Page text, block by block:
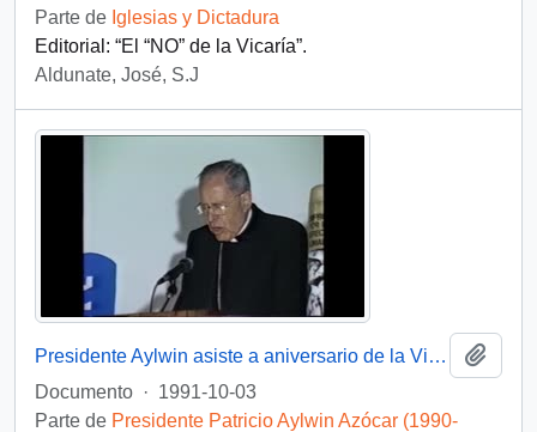
Parte de Iglesias y Dictadura
Editorial: “El “NO” de la Vicaría”.
Aldunate, José, S.J
Presidente Aylwin asiste a aniversario de la Vicaría de la Solidaridad : video
Documento · 1991-10-03
Parte de Presidente Patricio Aylwin Azócar (1990-